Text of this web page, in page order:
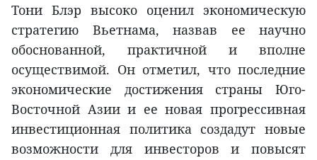
Тони Блэр высоко оценил экономическую
стратегию Вьетнама, назвав ее научно
обоснованной, практичной и вполне
осуществимой. Он отметил, что последние
экономические достижения страны Юго-
Восточной Азии и ее новая прогрессивная
инвестиционная политика создадут новые
возможности для инвесторов и повысят